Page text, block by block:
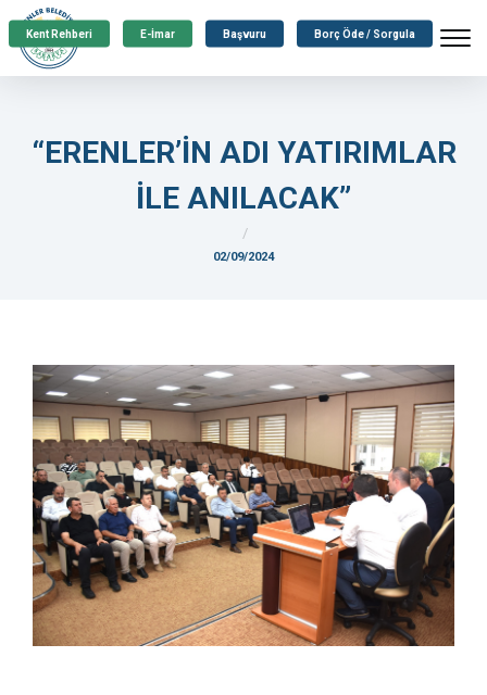
Kent Rehberi E-İmar Başvuru Borç Öde / Sorgula
“ERENLER’İN ADI YATIRIMLAR
İLE ANILACAK”
02/09/2024